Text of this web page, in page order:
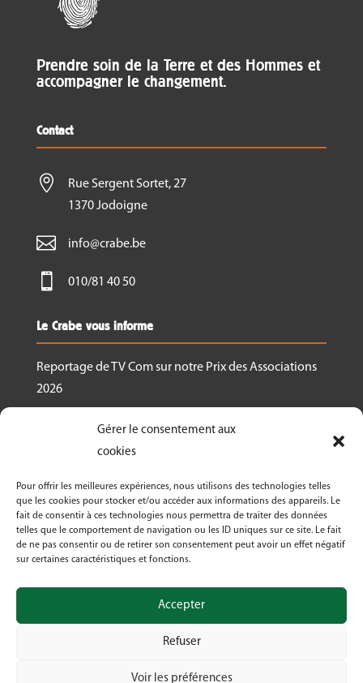
Gérer le consentement aux
cookies
Pour offrir les meilleures expériences, nous utilisons des technologies telles
que les cookies pour stocker et/ou accéder aux informations des appareils. Le
fait de consentir à ces technologies nous permettra de traiter des données
telles que le comportement de navigation ou les ID uniques sur ce site. Le fait
de ne pas consentir ou de retirer son consentement peut avoir un effet négatif
sur certaines caractéristiques et fonctions.
Accepter
Refuser
Voir les préférences
Prendre soin de la Terre et des Hommes et
accompagner le changement.
Contact

Rue Sergent Sortet, 27
1370 Jodoigne
 info@crabe.be
 010/81 40 50
Le Crabe vous informe
Reportage de TV Com sur notre Prix des Associations
2026
décernés par Canopea
Découvrez nos activités dans le cadre de « La
Semaine Bio 2026 »
Le Crabe asbl fête ses 50 ans en 2026!